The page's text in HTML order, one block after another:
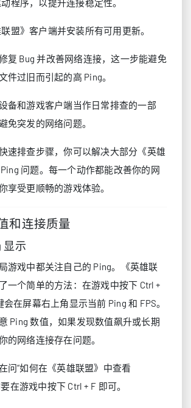
程序，以提升连接稳定性。
盟》客户端并安装所有可用更新。
复 Bug 并改善网络连接，这一步能避免
件过旧而引起的高 Ping。
备和游戏客户端当作日常排查的一部
免突发的网络问题。
速排查步骤，你可以解决大部分《英雄
问题。每一个动作都能改善你的网
享受更顺畅的游戏体验。
和连接质量
显示
游戏中都关注自己的 Ping。《英雄联
一个简单的方法：在游戏中按下 Ctrl +
在屏幕右上角显示当前 Ping 和 FPS。
Ping 数值，如果发现数值飙升或长期
的网络连接存在问题。
问“如何在《英雄联盟》中查看
在游戏中按下 Ctrl + F 即可。